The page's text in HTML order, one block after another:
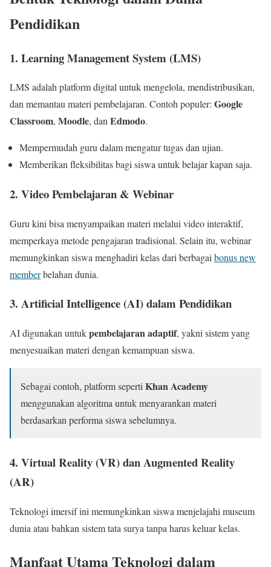
Pendidikan
1. Learning Management System (LMS)
LMS adalah platform digital untuk mengelola, mendistribusikan,
dan memantau materi pembelajaran. Contoh populer: Google
Classroom, Moodle, danEdmodo.
Mempermudah guru dalam mengatur tugas dan ujian.
Memberikan fleksibilitas bagi siswa untuk belajar kapan saja.
2. Video Pembelajaran & Webinar
Guru kini bisa menyampaikan materi melalui video interaktif,
memperkaya metode pengajaran tradisional. Selain itu, webinar
memungkinkan siswa menghadiri kelas dari berbagai bonus new
memberbelahan dunia.
3. Artificial Intelligence (AI)dalam Pendidikan
AI digunakan untukpembelajaran adaptif, yakni sistem yang
menyesuaikan materi dengan kemampuan siswa.
Sebagai contoh, platform seperti Khan Academy
menggunakan algoritma untuk menyarankan materi
berdasarkan performa siswa sebelumnya.
4. Virtual Reality (VR) dan Augmented Reality
(AR)
Teknologi imersif ini memungkinkan siswa menjelajahi museum
dunia atau bahkan sistem tata surya tanpa harus keluar kelas.
Manfaat Utama Teknologi dalam